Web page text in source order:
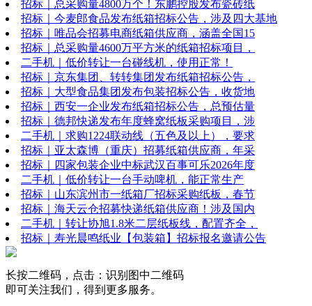
招标｜总采购量4800万个！东鹏控股发布瓷砖纸
招标｜今麦郎食品发布纸箱招标公告，涉及四大基地
招标｜唯品会招募电商纸箱供应商，涵盖全国15
招标｜总采购量4600万平方米的纸箱招标项目，
二手机｜低价转让一台碰线机，使用正常！
招标｜京东集团、转转集团发布纸箱招标公告，
招标｜大型食品集团发布包装招标公告，收货地
招标｜西安一企业发布纸箱招标公告，总预估量
招标｜德邦快递发布年度蜂窝纸板采购项目，涉
二手机｜求购1224联动线（五色及以上），要求
招标｜亚太森博（重庆）招募纸箱供应商，年采
招标｜四家包装企业中标武汉百事可乐2026年度
二手机｜低价转让一台手动啤机，能正常生产
招标｜山东滨州市一纸箱厂招标采购纸板，春节
招标｜海天云仓招募快递纸箱供应商！涉及国内
二手机｜转让协旭1.8米二层纸板线，配置齐全，
招标｜寿光晨鸣纸业【包装箱】招标报名邀请公告
长按二维码，点击：识别图中二维码
即可关注我们，得到更多服务。